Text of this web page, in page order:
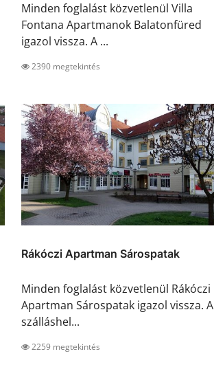
Minden foglalást közvetlenül Villa
Fontana Apartmanok Balatonfüred
igazol vissza. A ...
2390 megtekintés
Rákóczi Apartman Sárospatak
Minden foglalást közvetlenül Rákóczi
Apartman Sárospatak igazol vissza. A
szálláshel...
2259 megtekintés